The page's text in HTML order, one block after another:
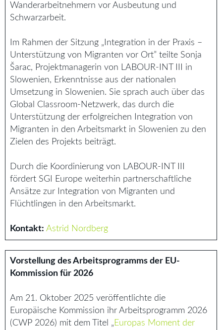
Wanderarbeitnehmern vor Ausbeutung und
Schwarzarbeit.
Im Rahmen der Sitzung „Integration in der Praxis –
Unterstützung von Migranten vor Ort” teilte Sonja
Šarac, Projektmanagerin von LABOUR-INT III in
Slowenien, Erkenntnisse aus der nationalen
Umsetzung in Slowenien. Sie sprach auch über das
Global Classroom-Netzwerk, das durch die
Unterstützung der erfolgreichen Integration von
Migranten in den Arbeitsmarkt in Slowenien zu den
Zielen des Projekts beiträgt.
Durch die Koordinierung von LABOUR-INT III
fördert SGI Europe weiterhin partnerschaftliche
Ansätze zur Integration von Migranten und
Flüchtlingen in den Arbeitsmarkt.
Kontakt: Astrid Nordberg
Vorstellung des Arbeitsprogramms der EU-
Kommission für 2026
Am 21. Oktober 2025 veröffentlichte die
Europäische Kommission ihr Arbeitsprogramm 2026
(CWP 2026) mit dem Titel „Europas Moment der